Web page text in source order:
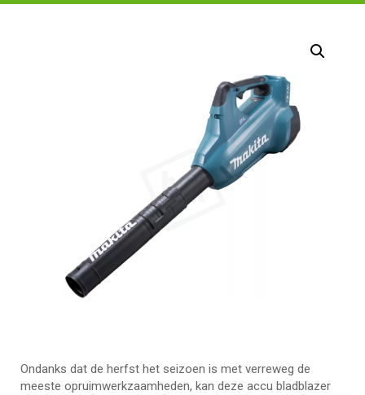
Ondanks dat de herfst het seizoen is met verreweg de
meeste opruimwerkzaamheden, kan deze accu bladblazer